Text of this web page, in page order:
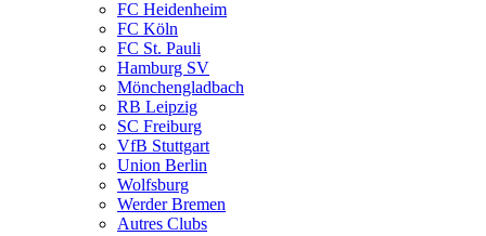
FC Heidenheim
FC Köln
FC St. Pauli
Hamburg SV
Mönchengladbach
RB Leipzig
SC Freiburg
VfB Stuttgart
Union Berlin
Wolfsburg
Werder Bremen
Autres Clubs